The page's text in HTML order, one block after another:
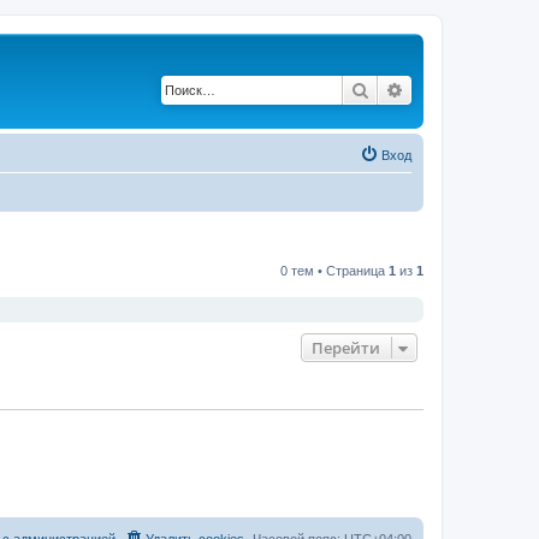
Поиск
Вход
0 тем • Страница 1 из 1
Перейти